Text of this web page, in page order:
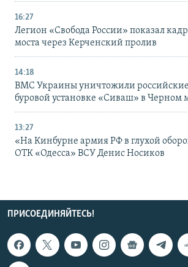
16:27
Легион «Свобода России» показал
моста через Керченский пролив
14:18
ВМС Украины уничтожили
буровой установке «Сиваш» в Черном
13:27
«На Кинбурне армия РФ в глухой
ОТК «Одесса» ВСУ Денис Носиков
ПРИСОЕДИНЯЙТЕСЬ!